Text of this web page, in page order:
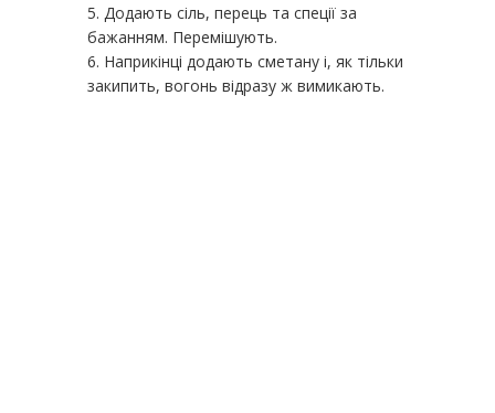
Додають сіль, перець та спеції за
бажанням. Перемішують.
Наприкінці додають сметану і, як тільки
закипить, вогонь відразу ж вимикають.